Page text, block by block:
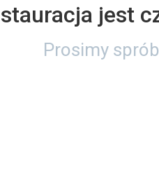
jest
Prosimy